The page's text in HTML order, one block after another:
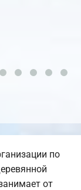
по
от